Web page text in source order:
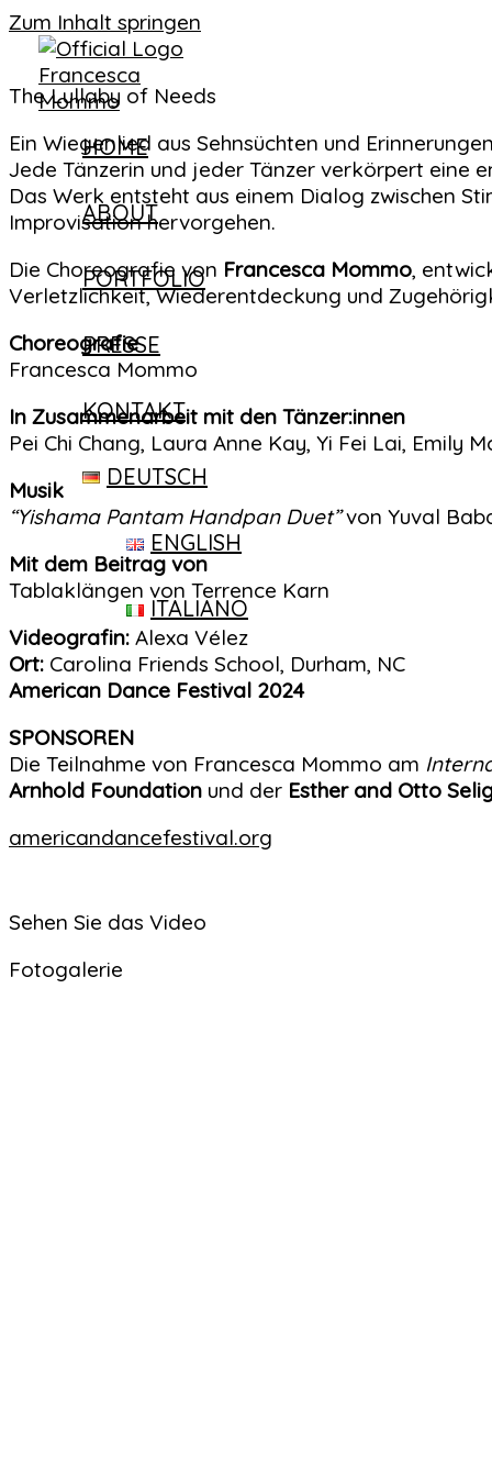
Zum Inhalt springen
HOME
ABOUT
PORTFOLIO
PRESSE
KONTAKT
DEUTSCH
ENGLISH
ITALIANO
The Lullaby of Needs
Ein Wiegenlied aus Sehnsüchten und
Jede Tänzerin und jeder Tänzer verkörpert eine
Das Werk entsteht aus einem Dialog zwischen
Improvisation hervorgehen.
Die Choreografie von Francesca Mommo,
Verletzlichkeit, Wiederentdeckung und
Choreografie
Francesca Mommo
In Zusammenarbeit mit den Tänzer:innen
Pei Chi Chang, Laura Anne Kay, Yi Fei Lai, Emily
Musik
“Yishama Pantam Handpan Duet”von Yuval
Mit dem Beitrag von
Tablaklängen von Terrence Karn
Videografin: Alexa Vélez
Ort: Carolina Friends School, Durham, NC
American Dance Festival 2024
SPONSOREN
Die Teilnahme von Francesca Mommo am
Arnhold Foundation und der Esther and Otto
americandancefestival.org
Sehen Sie das Video
Fotogalerie